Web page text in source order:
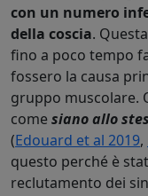
con un numero
della coscia.
fino a poco tempo
fossero la causa
gruppo muscolare.
come siano allo
(Edouard et al 2019,
questo perché è
reclutamento dei